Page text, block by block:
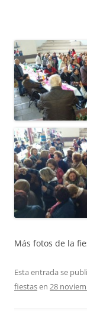
Más fotos de la
Esta entrada se
fiestasen 28